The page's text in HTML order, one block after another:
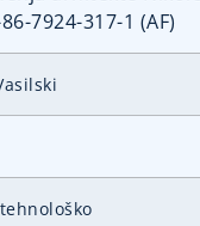
7924-317-1 (AF)